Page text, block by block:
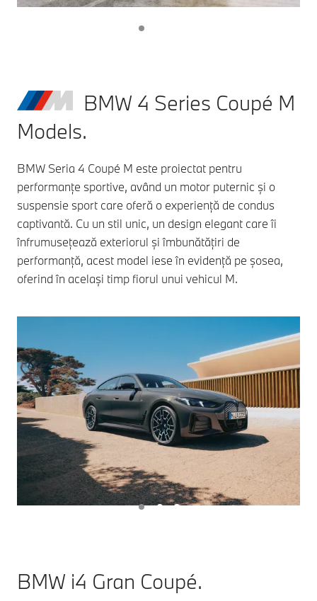
BMW 4 Series Coupé M
Models.
BMW Seria 4 Coupé M este proiectat pentru
performanțe sportive, având un motor puternic și o
suspensie sport care oferă o experiență de condus
captivantă. Cu un stil unic, un design elegant care îi
înfrumusețează exteriorul și îmbunătățiri de
performanță, acest model iese în evidență pe șosea,
oferind în același timp fiorul unui vehicul M.
BMW i4 Gran Coupé.